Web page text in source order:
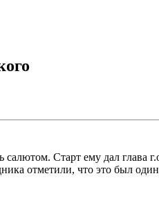
Старт ему дал
отметили, что это был